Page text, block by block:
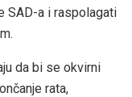
SAD-a i raspolagati
da bi se okvirni
rata,